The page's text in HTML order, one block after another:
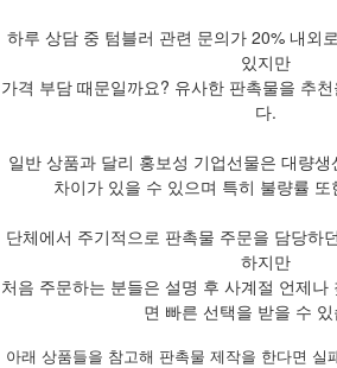
하루 상담 중 텀블러 관련 문의가 20% 내외
있지만
가격 부담 때문일까요? 유사한 판촉물을 추
다.
일반 상품과 달리 홍보성 기업선물은 대량
차이가 있을 수 있으며 특히 불량률
단체에서 주기적으로 판촉물 주문을 담당하
하지만
처음 주문하는 분들은 설명 후 사계절 언제나
면 빠른 선택을 받을 수
아래 상품들을 참고해 판촉물 제작을 한다면 실